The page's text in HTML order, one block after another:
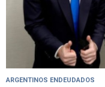
ARGENTINOS ENDEUDADOS